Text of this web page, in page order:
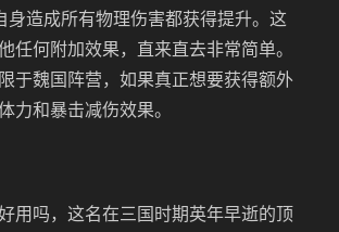
造成所有物理伤害都获得提升。这
何附加效果，直来直去非常简单。
于魏国阵营，如果真正想要获得额外
力和暴击减伤效果。
用吗，这名在三国时期英年早逝的顶